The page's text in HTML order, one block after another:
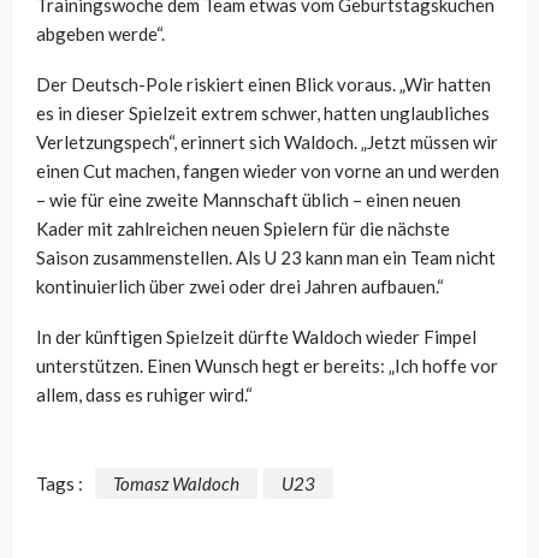
Trainingswoche dem Team etwas vom Geburtstagskuchen
abgeben werde“.
Der Deutsch-Pole riskiert einen Blick voraus. „Wir hatten
es in dieser Spielzeit extrem schwer, hatten unglaubliches
Verletzungspech“, erinnert sich Waldoch. „Jetzt müssen wir
einen Cut machen, fangen wieder von vorne an und werden
– wie für eine zweite Mannschaft üblich – einen neuen
Kader mit zahlreichen neuen Spielern für die nächste
Saison zusammenstellen. Als U 23 kann man ein Team nicht
kontinuierlich über zwei oder drei Jahren aufbauen.“
In der künftigen Spielzeit dürfte Waldoch wieder Fimpel
unterstützen. Einen Wunsch hegt er bereits: „Ich hoffe vor
allem, dass es ruhiger wird.“
Tags : Tomasz Waldoch U23